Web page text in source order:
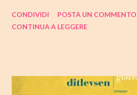
ringraziamenti. Nell'articolo di seguito
ROMANZO PAGINE: 348 PREZZO:
CONDIVIDI
POSTA UN COMMENTO
CONTINUA A LEGGERE